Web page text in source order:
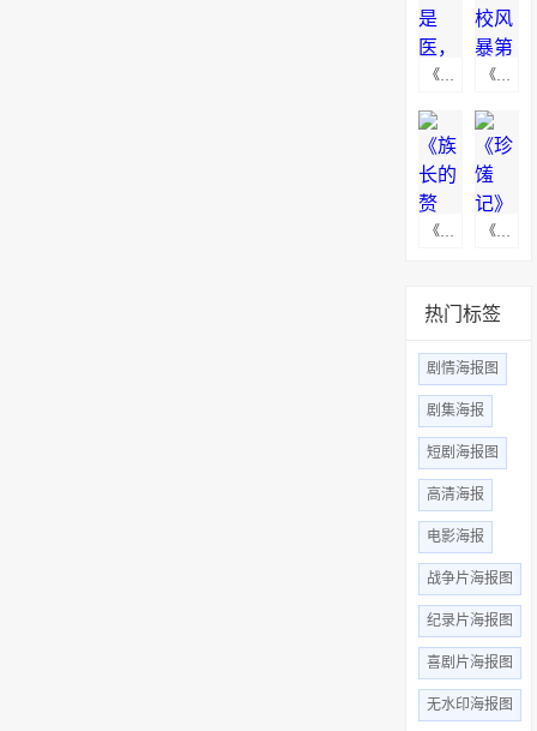
热门标签
剧情海报图
剧集海报
短剧海报图
高清海报
电影海报
战争片海报图
纪录片海报图
喜剧片海报图
无水印海报图